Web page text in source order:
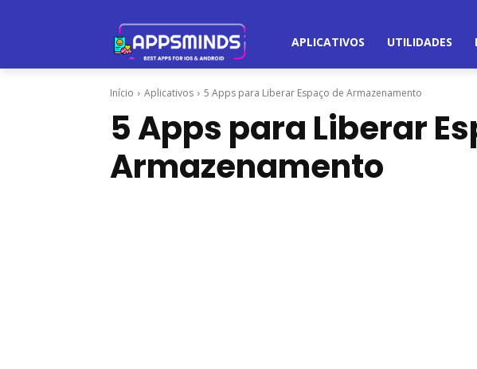
APLICATIVOS UTILIDADES
Início Aplicativos 5 Apps para Liberar Espaço de Armazenamento
5 Apps para Liberar
Armazenamento